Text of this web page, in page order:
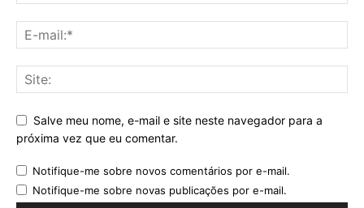
Salve meu nome, e-mail e site neste navegador para a
próxima vez que eu comentar.
Notifique-me sobre novos comentários por e-mail.
Notifique-me sobre novas publicações por e-mail.